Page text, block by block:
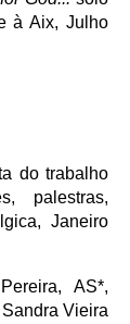
à Aix, Julho
do trabalho
palestras,
Janeiro
AS*,
Vieira